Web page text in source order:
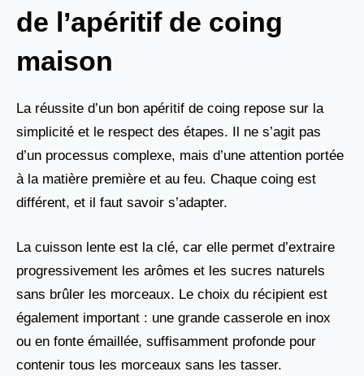
de l’apéritif de coing
maison
La réussite d’un bon apéritif de coing repose sur la
simplicité et le respect des étapes. Il ne s’agit pas
d’un processus complexe, mais d’une attention portée
à la matière première et au feu. Chaque coing est
différent, et il faut savoir s’adapter.
La cuisson lente est la clé, car elle permet d’extraire
progressivement les arômes et les sucres naturels
sans brûler les morceaux. Le choix du récipient est
également important : une grande casserole en inox
ou en fonte émaillée, suffisamment profonde pour
contenir tous les morceaux sans les tasser.